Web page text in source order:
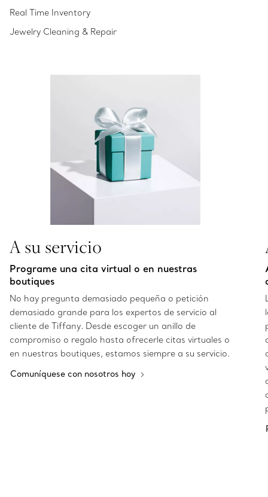
Real Time Inventory
Jewelry Cleaning & Repair
A su servicio
Programe una cita virtual o en nuestras
boutiques
No hay pregunta demasiado pequeña o petición
demasiado grande para los expertos de servicio al
cliente de Tiffany. Desde escoger un anillo de
compromiso o regalo hasta ofrecerle citas virtuales o
en nuestras boutiques, estamos siempre a su servicio.
Comuníquese con nosotros hoy